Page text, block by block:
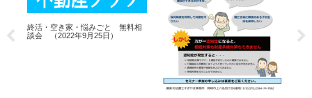
終活・空き家・悩みごと 無料相
談会 （2022年9月25日）
談